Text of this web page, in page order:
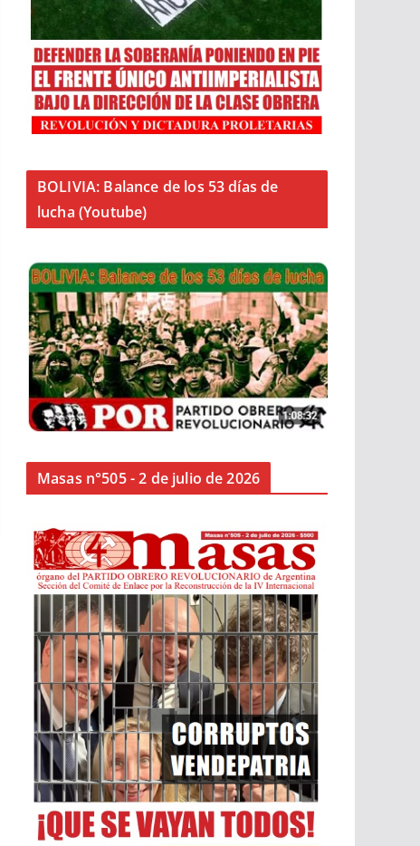
BOLIVIA: Balance de los 53 días de
lucha (Youtube)
Masas n°505 - 2 de julio de 2026